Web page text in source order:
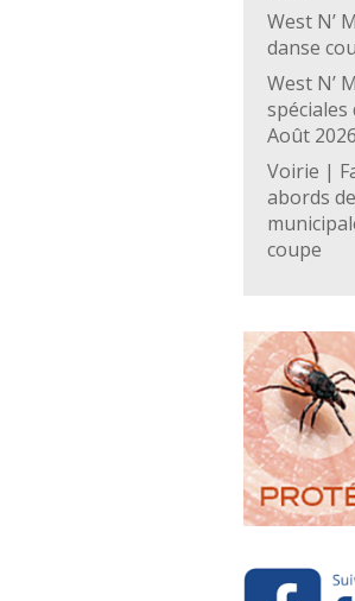
West N’
danse
West N’
Août 2026
Voirie |
abords
coupe